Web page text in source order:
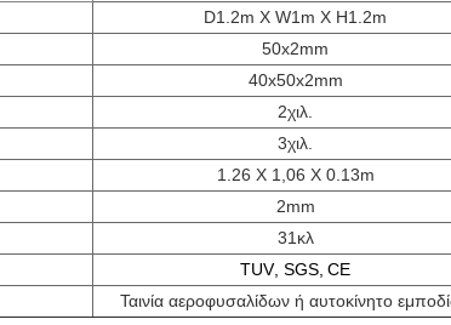
D1.2m Χ W1m Χ H1.2m
50x2mm
40x50x2mm
2χιλ.
3χιλ.
1.26 X 1,06 X 0.13m
2mm
31 κλ
TUV, SGS, CE
Ταινία αεροφυσαλίδων ή αυτοκίνητο